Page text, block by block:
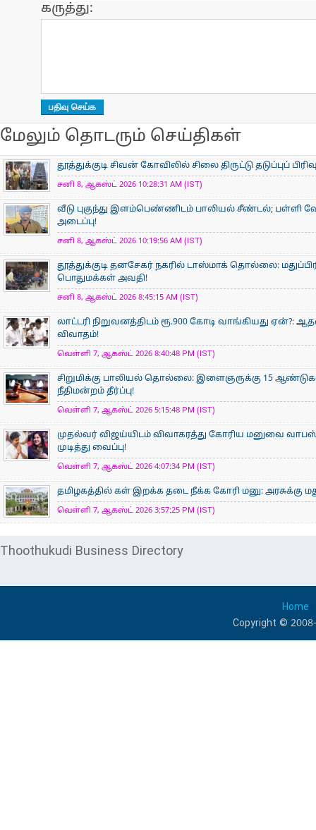
கருத்து:
மேலும் தொடரும் செய்திகள்
தூத்துக்குடி சிவன் கோவிலில் சிலை திருட்டு தடுப்புப்
சனி 8, ஆகஸ்ட் 2026 10:28:31 AM (IST)
வீடு புகுந்து இளம்பெண்ணிடம் பாலியல் சீண்டல்; பள்ளி
அடைப்பு!
சனி 8, ஆகஸ்ட் 2026 10:19:56 AM (IST)
தூத்துக்குடி தனசேகர் நகரில் டாஸ்மாக் தொல்லை:
பொதுமக்கள் அவதி!
சனி 8, ஆகஸ்ட் 2026 8:45:15 AM (IST)
லாட்டரி நிறுவனத்திடம் ரூ.900 கோடி வாங்கியது ஏன்?:
விவாதம்!
வெள்ளி 7, ஆகஸ்ட் 2026 8:40:48 PM (IST)
சிறுமிக்கு பாலியல் தொல்லை: இளைஞருக்கு 15
நீதிமன்றம் தீர்ப்பு!
வெள்ளி 7, ஆகஸ்ட் 2026 5:15:48 PM (IST)
முதல்வர் விஜய்யிடம் விவாகரத்து கோரிய மனுவை
முடித்து வைப்பு!
வெள்ளி 7, ஆகஸ்ட் 2026 4:07:34 PM (IST)
தமிழகத்தில் கள் இறக்க தடை நீக்க கோரி மனு: அரசுக்கு
வெள்ளி 7, ஆகஸ்ட் 2026 3:57:25 PM (IST)
Thoothukudi Business Directory
Home
Copyright ©